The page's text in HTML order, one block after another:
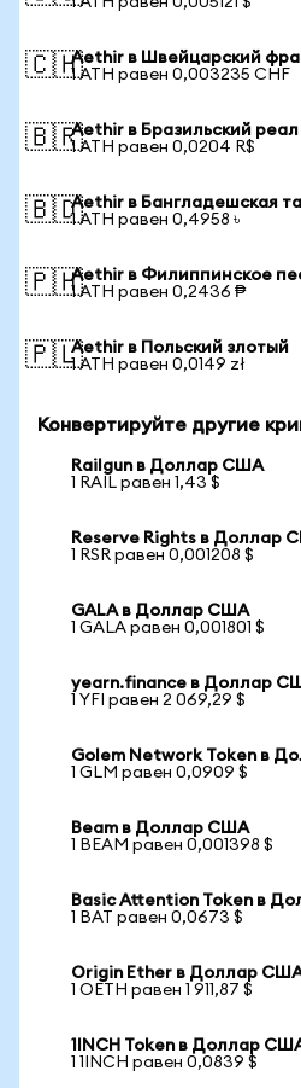
🇨🇭Aethir в Швейцарский
1 ATH равен 0,003235 CHF
🇧🇷Aethir в Бразильский реал
1 ATH равен 0,0204 R$
🇧🇩Aethir в Бангладешская
1 ATH равен 0,4958 ৳
🇵🇭Aethir в Филиппинское
1 ATH равен 0,2436 ₱
🇵🇱Aethir в Польский злотый
1 ATH равен 0,0149 zł
Конвертируйте другие
Railgun в Доллар США
1 RAIL равен 1,43 $
Reserve Rights в Доллар
1 RSR равен 0,001208 $
GALA в Доллар США
1 GALA равен 0,001801 $
yearn.finance в Доллар
1 YFI равен 2 069,29 $
Golem Network Token в
1 GLM равен 0,0909 $
Beam в Доллар США
1 BEAM равен 0,001398 $
Basic Attention Token в
1 BAT равен 0,0673 $
Origin Ether в Доллар
1 OETH равен 1 911,87 $
1INCH Token в Доллар
1 1INCH равен 0,0839 $